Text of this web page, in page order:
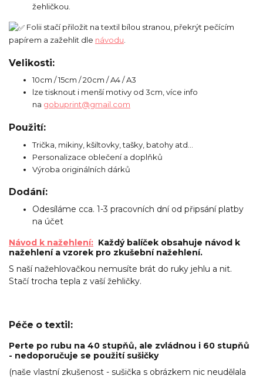
žehličkou.
Folii stačí přiložit na textil bílou stranou, překrýt pečícím
papírem a zažehlit dle návodu
Velikosti:
10cm / 15cm / 20cm / A4 / A3
lze tisknout i menší motivy od 3cm, více info
na gobuprint@gmail.com
Použití:
Trička, mikiny, kšiltovky, tašky, batohy atd...
Personalizace oblečení a doplňků
Výroba originálních dárků
Dodání:
Odesíláme cca. 1-3 pracovních dní od připsání platby
na účet
Návod k nažehlení: Každý balíček obsahuje návod k
nažehlení a vzorek pro zkušební nažehlení.
S naší nažehlovačkou nemusíte brát do ruky jehlu a nit.
Stačí trocha tepla z vaší žehličky.
Péče o textil:
Perte po rubu na 40 stupňů, ale zvládnou i 60 stupňů
- nedoporučuje se použití sušičky
(naše vlastní zkušenost - sušička s obrázkem nic neudělala